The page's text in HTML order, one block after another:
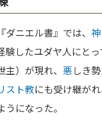
ニエル書』では、 神
験したユダヤ人にと
）が現れ、 悪しき
スト教にも受け継が
になった。